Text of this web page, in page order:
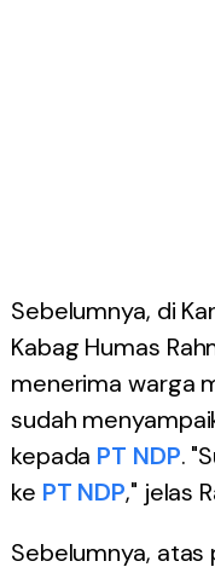
Sebelumnya, di
Kabag Humas
menerima warga
sudah
kepada PT NDP.
ke PT NDP," jelas
Sebelumnya, atas